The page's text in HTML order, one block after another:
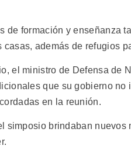
de formación y enseñanza
además de refugios
el ministro de Defensa de
que su gobierno no
en la reunión.
simposio brindaban nuevos